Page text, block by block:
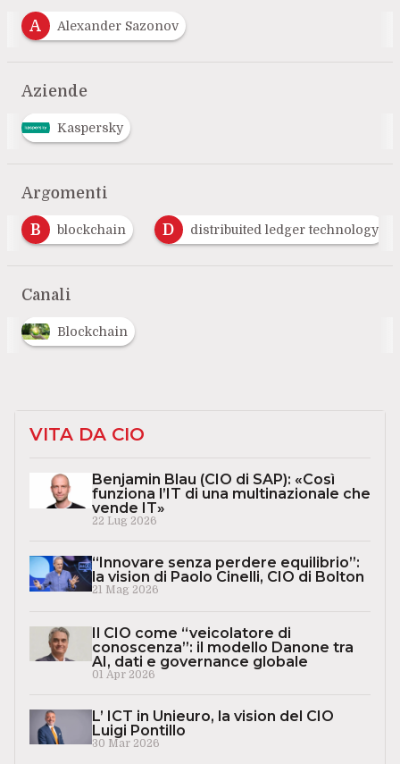
A Alexander Sazonov
Aziende
Kaspersky
Argomenti
B blockchain D distribuited ledger technology
Canali
Blockchain
VITA DA CIO
Benjamin Blau (CIO di SAP): «Così
funziona l’IT di una multinazionale che
vende IT»
22 Lug 2026
“Innovare senza perdere equilibrio”:
la vision di Paolo Cinelli, CIO di Bolton
21 Mag 2026
Il CIO come “veicolatore di
conoscenza”: il modello Danone tra
AI, dati e governance globale
01 Apr 2026
L’ ICT in Unieuro, la vision del CIO
Luigi Pontillo
30 Mar 2026